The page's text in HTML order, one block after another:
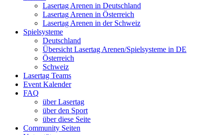
Lasertag Arenen in Deutschland
Lasertag Arenen in Österreich
Lasertag Arenen in der Schweiz
Spielsysteme
Deutschland
Übersicht Lasertag Arenen/Spielsysteme in DE
Österreich
Schweiz
Lasertag Teams
Event Kalender
FAQ
über Lasertag
über den Sport
über diese Seite
Community Seiten